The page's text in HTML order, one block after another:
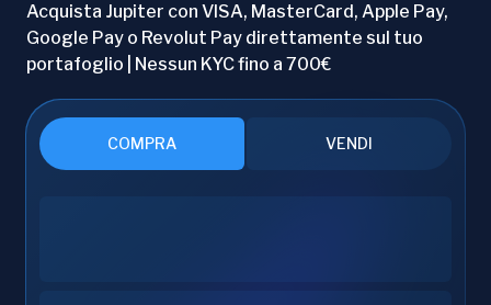
Acquista Jupiter con VISA, MasterCard, Apple Pay,
Google Pay o Revolut Pay direttamente sul tuo
portafoglio | Nessun KYC fino a 700€
COMPRA VENDI